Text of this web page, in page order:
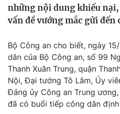
Thế giới
Thế giới đó đây
Câu chuyện quốc tế
Kinh tế
Tài chính
Thị trường
Góc doanh nghiệp
Dữ liệu và đời sống
Truyền hình
những nội dung khiếu
vấn đề vướng mắc gửi đến
Bộ Công an cho biết, ngày
dân của Bộ Công an, số 99
Thanh Xuân Trung, quận
Nội, Đại tướng Tô Lâm, Ủy
Đảng ủy Công an Trung
đã có buổi tiếp công dân